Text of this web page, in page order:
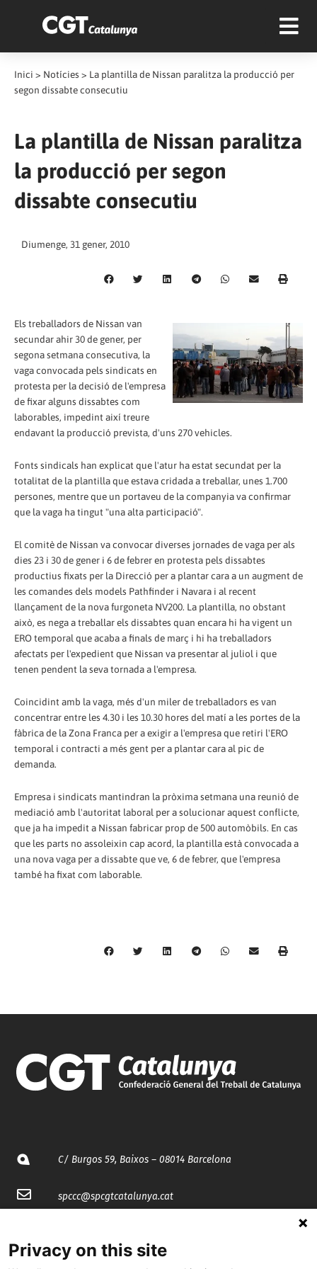
Inici > Notícies > La plantilla de Nissan paralitza la producció per
segon dissabte consecutiu
La plantilla de Nissan paralitza
la producció per segon
dissabte consecutiu
Diumenge, 31 gener, 2010
Els treballadors de Nissan van
secundar ahir 30 de gener, per
segona setmana consecutiva, la
vaga convocada pels sindicats en
protesta per la decisió de l'empresa
de fixar alguns dissabtes com
laborables, impedint així treure
endavant la producció prevista, d'uns 270 vehicles.
Fonts sindicals han explicat que l'atur ha estat secundat per la
totalitat de la plantilla que estava cridada a treballar, unes 1.700
persones, mentre que un portaveu de la companyia va confirmar
que la vaga ha tingut "una alta participació".
El comitè de Nissan va convocar diverses jornades de vaga per als
dies 23 i 30 de gener i 6 de febrer en protesta pels dissabtes
productius fixats per la Direcció per a plantar cara a un augment de
les comandes dels models Pathfinder i Navara i al recent
llançament de la nova furgoneta NV200. La plantilla, no obstant
això, es nega a treballar els dissabtes quan encara hi ha vigent un
ERO temporal que acaba a finals de març i hi ha treballadors
afectats per l'expedient que Nissan va presentar al juliol i que
tenen pendent la seva tornada a l'empresa.
Coincidint amb la vaga, més d'un miler de treballadors es van
concentrar entre les 4.30 i les 10.30 hores del matí a les portes de la
fàbrica de la Zona Franca per a exigir a l'empresa que retiri l'ERO
temporal i contracti a més gent per a plantar cara al pic de
demanda.
Empresa i sindicats mantindran la pròxima setmana una reunió de
mediació amb l'autoritat laboral per a solucionar aquest conflicte,
que ja ha impedit a Nissan fabricar prop de 500 automòbils. En cas
que les parts no assoleixin cap acord, la plantilla està convocada a
una nova vaga per a dissabte que ve, 6 de febrer, que l'empresa
també ha fixat com laborable.
C/ Burgos 59, Baixos – 08014 Barcelona
spccc@spcgtcatalunya.cat
Privacy on this site